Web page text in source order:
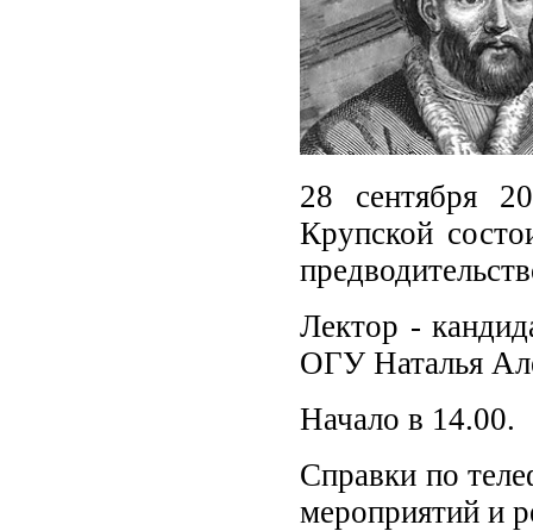
28 сентября
Крупской
Лектор -
ОГУ Наталья
Начало в 14.00.
Справки по
мероприятий и